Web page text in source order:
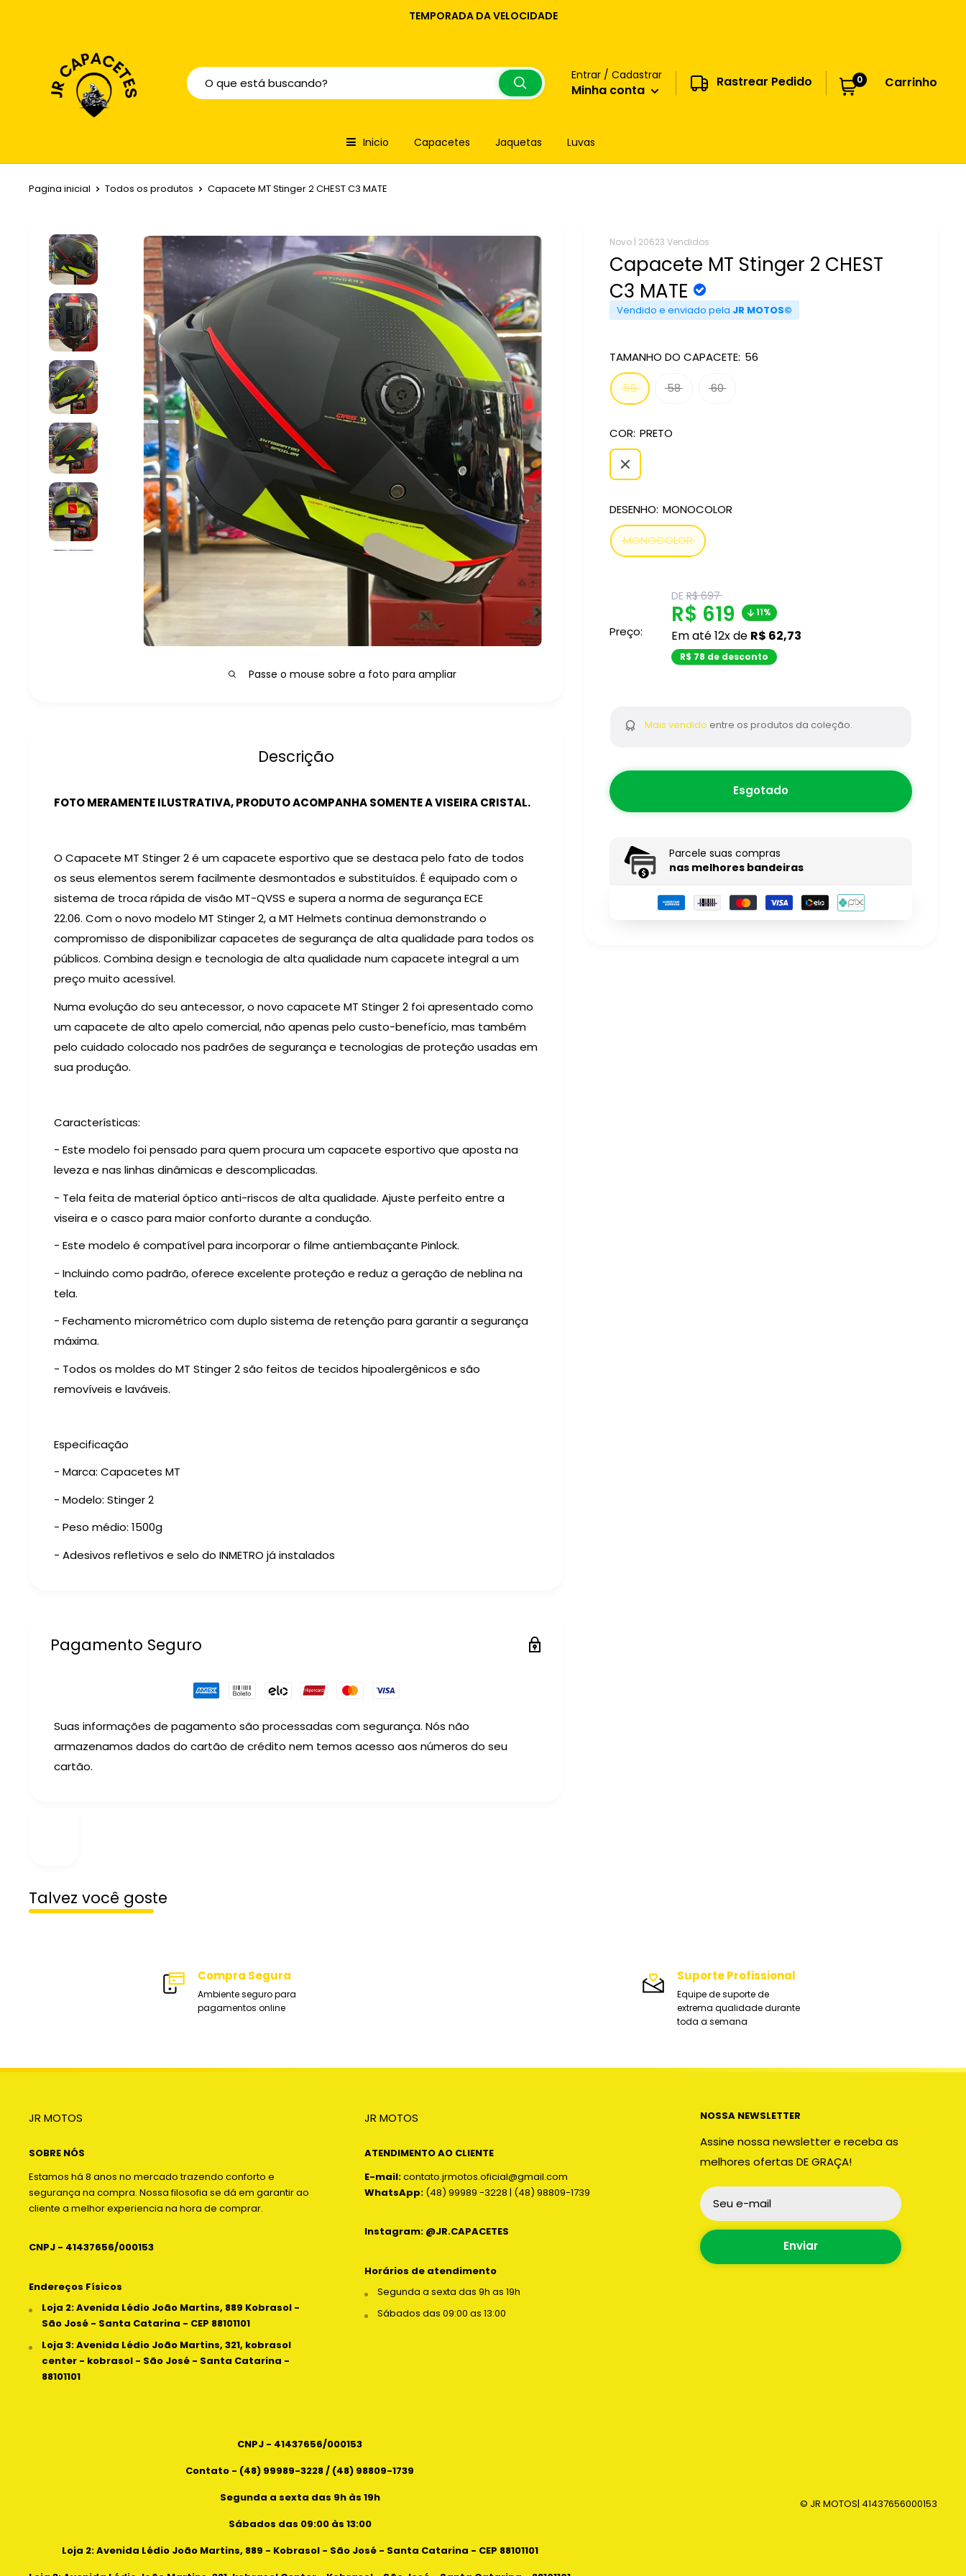
TEMPORADA DA VELOCIDADE
Entrar / Cadastrar
Minha conta
Rastrear Pedido 0 Carrinho
Inicio Capacetes Jaquetas Luvas
Pagina inicial Todos os produtos Capacete MT Stinger 2 CHEST C3 MATE
Passe o mouse sobre a foto para ampliar
Novo | 20623 Vendidos
Capacete MT Stinger 2 CHEST
C3 MATE
Vendido e enviado pela JR MOTOS©
TAMANHO DO CAPACETE: 56
56 58 60
COR: PRETO
DESENHO: MONOCOLOR
MONOCOLOR
Preço:
DETranslation
missing:
pt-
BR.product.general.regular_price
R$ 697
Translation
missing:
pt-
R$ 619 11%
Em até 12x de R$ 62,73
R$ 78 de desconto
Mais vendido entre os produtos da coleção.
Esgotado
Parcele suas compras
nas melhores bandeiras
Descrição
FOTO MERAMENTE ILUSTRATIVA, PRODUTO ACOMPANHA SOMENTE A VISEIRA CRISTAL.
O Capacete MT Stinger 2 é um capacete esportivo que se destaca pelo fato de todos
os seus elementos serem facilmente desmontados e substituídos. É equipado com o
sistema de troca rápida de visão MT-QVSS e supera a norma de segurança ECE
22.06. Com o novo modelo MT Stinger 2, a MT Helmets continua demonstrando o
compromisso de disponibilizar capacetes de segurança de alta qualidade para todos os
públicos. Combina design e tecnologia de alta qualidade num capacete integral a um
preço muito acessível.
Numa evolução do seu antecessor, o novo capacete MT Stinger 2 foi apresentado como
um capacete de alto apelo comercial, não apenas pelo custo-benefício, mas também
pelo cuidado colocado nos padrões de segurança e tecnologias de proteção usadas em
sua produção.
Características:
- Este modelo foi pensado para quem procura um capacete esportivo que aposta na
leveza e nas linhas dinâmicas e descomplicadas.
- Tela feita de material óptico anti-riscos de alta qualidade. Ajuste perfeito entre a
viseira e o casco para maior conforto durante a condução.
- Este modelo é compatível para incorporar o filme antiembaçante Pinlock.
- Incluindo como padrão, oferece excelente proteção e reduz a geração de neblina na
tela.
- Fechamento micrométrico com duplo sistema de retenção para garantir a segurança
máxima.
- Todos os moldes do MT Stinger 2 são feitos de tecidos hipoalergênicos e são
removíveis e laváveis.
Especificação
- Marca: Capacetes MT
- Modelo: Stinger 2
- Peso médio: 1500g
- Adesivos refletivos e selo do INMETRO já instalados
Pagamento Seguro
Suas informações de pagamento são processadas com segurança. Nós não
armazenamos dados do cartão de crédito nem temos acesso aos números do seu
cartão.
Talvez você goste
Compra Segura
Ambiente seguro para
pagamentos online
Suporte Profissional
Equipe de suporte de
extrema qualidade durante
toda a semana
JR MOTOS
SOBRE NÓS
Estamos há 8 anos no mercado trazendo conforto e
segurança na compra. Nossa filosofia se dá em garantir ao
cliente a melhor experiencia na hora de comprar.
CNPJ - 41437656/000153
Endereços Físicos
Loja 2: Avenida Lédio João Martins, 889 Kobrasol -
São José - Santa Catarina - CEP 88101101
Loja 3: Avenida Lédio João Martins, 321, kobrasol
center - kobrasol - São José - Santa Catarina -
88101101
JR MOTOS
ATENDIMENTO AO CLIENTE
E-mail:contato.jrmotos.oficial@gmail.com
WhatsApp:(48) 99989 -3228 | (48) 98809-1739
Instagram: @JR.CAPACETES
Horários de atendimento
Segunda a sexta das 9h as 19h
Sábados das 09:00 as 13:00
NOSSA NEWSLETTER
Assine nossa newsletter e receba as
melhores ofertas DE GRAÇA!
Seu e-mail
Enviar
CNPJ - 41437656/000153
Contato - (48) 99989-3228 / (48) 98809-1739
Segunda a sexta das 9h às 19h
Sábados das 09:00 às 13:00
Loja 2: Avenida Lédio João Martins, 889 - Kobrasol - São José - Santa Catarina - CEP 88101101
© JR MOTOS| 41437656000153